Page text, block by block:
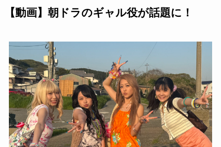
【動画】朝ドラのギャル役が話題に！